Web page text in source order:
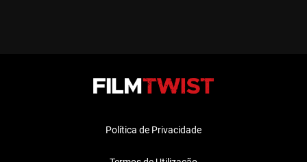
Política de Privacidade